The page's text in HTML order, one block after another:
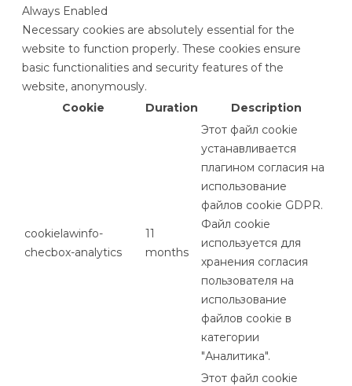
Always Enabled
Necessary cookies are absolutely essential for the
website to function properly. These cookies ensure
basic functionalities and security features of the
website, anonymously.
Cookie
Duration Description
cookielawinfo-
checbox-analytics
11
months
Этот файл cookie
устанавливается
плагином согласия на
использование
файлов cookie GDPR.
Файл cookie
используется для
хранения согласия
пользователя на
использование
файлов cookie в
категории
"Аналитика".
Этот файл cookie